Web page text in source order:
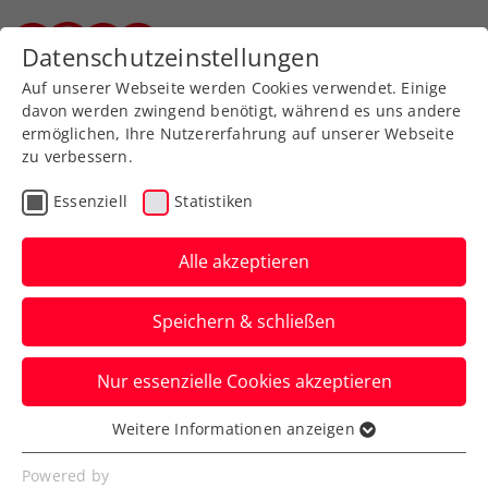
Zurück zur Newsübersicht
Ausbildung
Hochkarätige ÖTV-
Fortbildung 2024 in
Salzburg/Rif
Auch heuer finden sich über 100
Teilnehmer:innen zur Theorie und Praxis
vereinigenden Veranstaltung ein.
Verfasst von: Harald Mair / Redaktion, 15.10.2024
Datenschutzeinstellungen
Auf unserer Webseite werden Cookies verwendet. Einige
davon werden zwingend benötigt, während es uns andere
ermöglichen, Ihre Nutzererfahrung auf unserer Webseite
zu verbessern.
Essenziell Statistiken
Alle akzeptieren
Speichern & schließen
Nur essenzielle Cookies akzeptieren
Essenziell
Essenzielle Cookies werden für grundlegende
Weitere Informationen anzeigen
Powered by